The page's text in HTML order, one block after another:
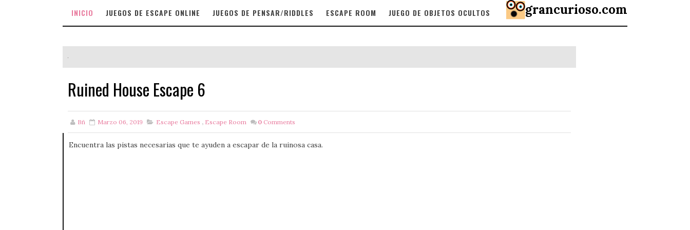
INICIO JUEGOS DE ESCAPE ONLINE JUEGOS DE PENSAR/RIDDLES ESCAPE ROOM JUEGO DE OBJETOS OCULTOS grancurioso.com
Ruined House Escape 6
Bñ Marzo 06, 2019 Escape Games , Escape Room 0 Comments
Encuentra las pistas necesarias que te ayuden a escapar de la ruinosa casa.